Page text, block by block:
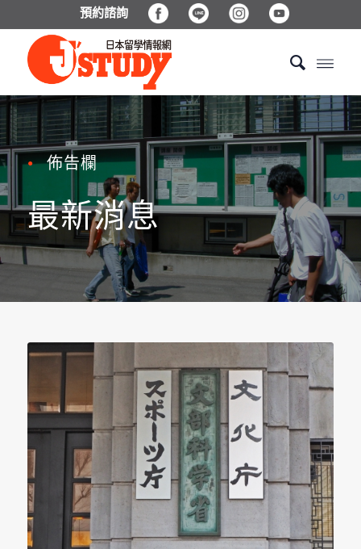
預約諮詢
● 佈告欄
最新消息